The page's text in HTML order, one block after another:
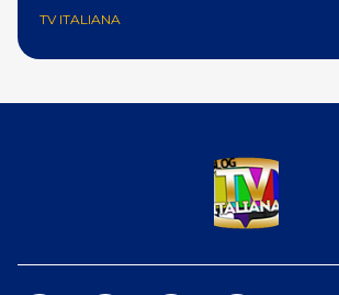
TV ITALIANA